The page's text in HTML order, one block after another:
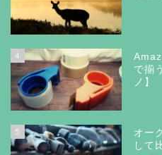
4
で揃
ノ】
5
オー
して